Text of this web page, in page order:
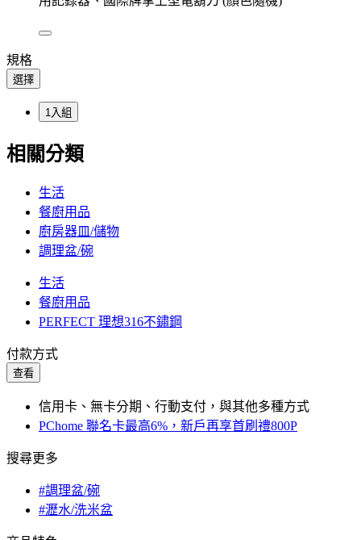
規格
選擇
1入組
相關分類
生活
餐廚用品
廚房器皿/儲物
調理盆/碗
生活
餐廚用品
PERFECT 理想316不鏽鋼
付款方式
查看
信用卡、無卡分期、行動支付，與其他多種方式
PChome 聯名卡最高6%，新戶再享首刷禮800P
搜尋更多
#調理盆/碗
#瀝水/洗米盆